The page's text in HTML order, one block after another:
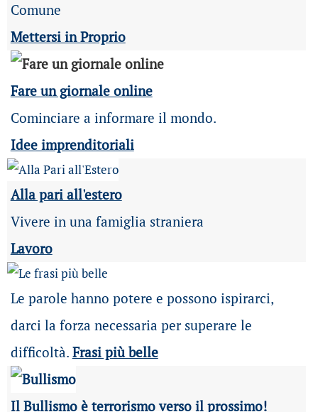
Comune
Mettersi in Proprio
Fare un giornale online
Cominciare a informare il mondo.
Idee imprenditoriali
Alla pari all'estero
Vivere in una famiglia straniera
Lavoro
Le parole hanno potere e possono ispirarci,
darci la forza necessaria per superare le
difficoltà. Frasi più belle
Il Bullismo è terrorismo verso il prossimo!